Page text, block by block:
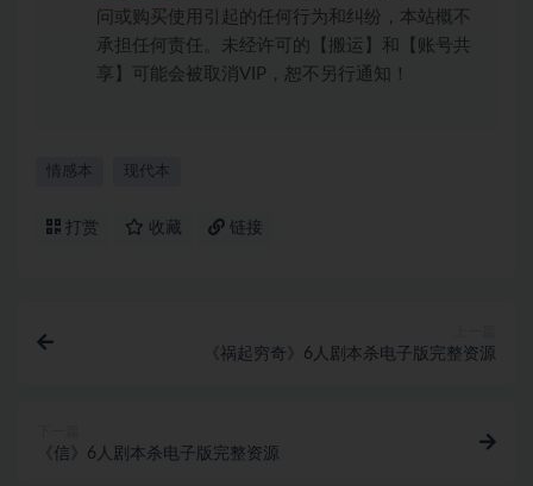
问或购买使用引起的任何行为和纠纷，本站概不
承担任何责任。未经许可的【搬运】和【账号共
享】可能会被取消VIP，恕不另行通知！
情感本 现代本
打赏 收藏 链接
《祸起穷奇》6人剧本杀电子版完整资源
《信》6人剧本杀电子版完整资源